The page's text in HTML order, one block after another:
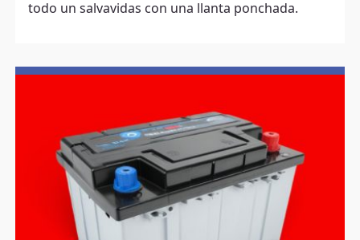
todo un salvavidas con una llanta ponchada.